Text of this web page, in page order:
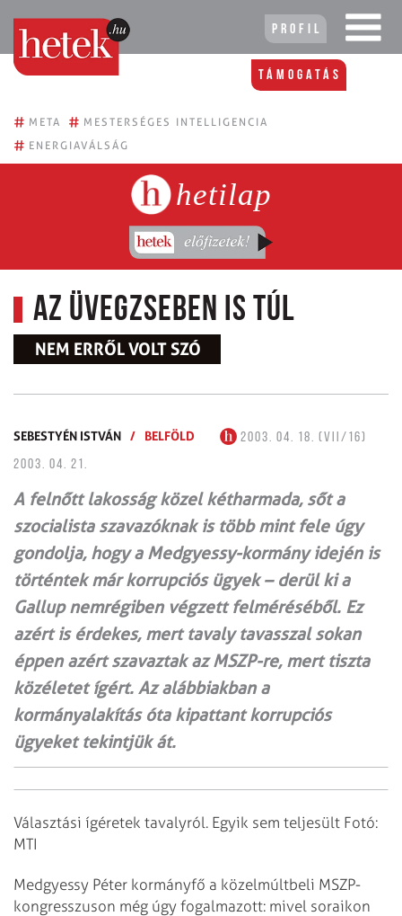
Profil
Támogatás
# META # MESTERSÉGES INTELLIGENCIA
# ENERGIAVÁLSÁG
hetilap
Az üvegzseben is túl
NEM ERRŐL VOLT SZÓ
SEBESTYÉN ISTVÁN / BELFÖLD
2003. 04. 18. (VII/16)
2003. 04. 21.
A felnőtt lakosság közel kétharmada, sőt a
szocialista szavazóknak is több mint fele úgy
gondolja, hogy a Medgyessy-kormány idején is
történtek már korrupciós ügyek – derül ki a
Gallup nemrégiben végzett felméréséből. Ez
azért is érdekes, mert tavaly tavasszal sokan
éppen azért szavaztak az MSZP-re, mert tiszta
közéletet ígért. Az alábbiakban a
kormányalakítás óta kipattant korrupciós
ügyeket tekintjük át.
Választási ígéretek tavalyról. Egyik sem teljesült Fotó:
MTI
Medgyessy Péter kormányfő a közelmúltbeli MSZP-
kongresszuson még úgy fogalmazott: mivel soraikon